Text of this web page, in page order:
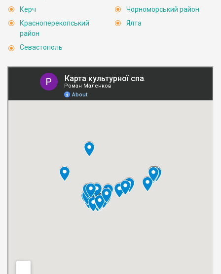
Керч
Красноперекопський
район
Севастополь
Чорноморський район
Ялта